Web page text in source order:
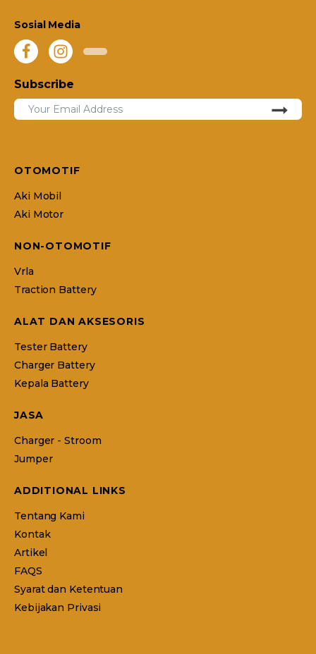
Sosial Media
Subscribe
OTOMOTIF
Aki Mobil
Aki Motor
NON-OTOMOTIF
Vrla
Traction Battery
ALAT DAN AKSESORIS
Tester Battery
Charger Battery
Kepala Battery
JASA
Charger - Stroom
Jumper
ADDITIONAL LINKS
Tentang Kami
Kontak
Artikel
FAQS
Syarat dan Ketentuan
Kebijakan Privasi